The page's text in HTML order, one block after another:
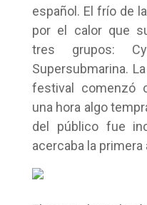
español. El frío de
por el calor que
tres grupos:
Supersubmarina.
festival comenzó
una hora algo
del público fue
acercaba la